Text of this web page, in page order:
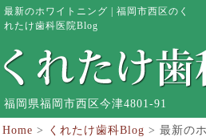
最新のホワイトニング | 福岡市西区のく
れたけ歯科医院Blog
福岡県福岡市西区今津4801-91
Home > くれたけ歯科Blog > 最新の